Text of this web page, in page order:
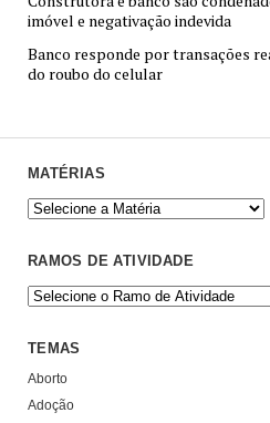
imóvel e negativação indevida
Banco responde por transações
do roubo do celular
MATÉRIAS
RAMOS DE ATIVIDADE
TEMAS
Aborto
Adoção